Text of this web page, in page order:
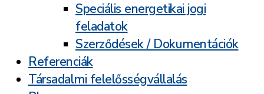
Speciális energetikai jogi
feladatok
Szerződések / Dokumentációk
Referenciák
Társadalmi felelősségvállalás